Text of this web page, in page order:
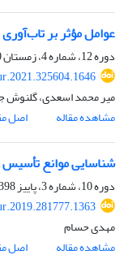
عوامل مؤثر بر
دوره 12، شماره 4، زمستان 1400، صفحه
میر محمد اسعدی، گلنوش
مشاهده مقاله
اصل
شناسایی موانع تأسیس
دوره 10، شماره 3، پاییز 1398، صفحه
مهدی حسام
مشاهده مقاله
اصل